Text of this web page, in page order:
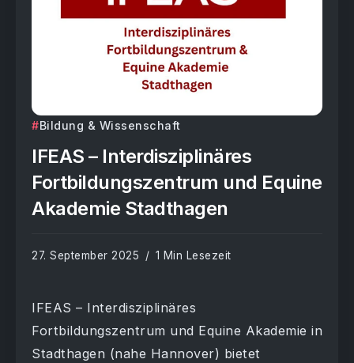
Bildung & Wissenschaft
IFEAS – Interdisziplinäres
Fortbildungszentrum und Equine
Akademie Stadthagen
27. September 2025 1 Min Lesezeit
IFEAS – Interdisziplinäres
Fortbildungszentrum und Equine Akademie in
Stadthagen (nahe Hannover) bietet